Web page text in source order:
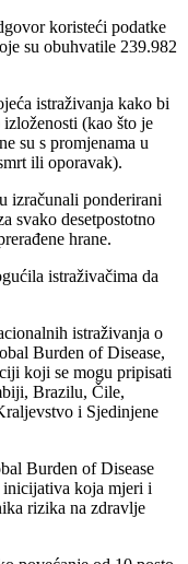
koristeći podatke
su obuhvatile 239.982
istraživanja kako bi
(kao što je
su s promjenama u
ili oporavak).
izračunali ponderirani
svako desetpostotno
hrane.
istraživačima da
istraživanja o
Burden of Disease,
koji se mogu pripisati
Brazilu, Čile,
i Sjedinjene
Burden of Disease
inicijativa koja mjeri i
rizika na zdravlje